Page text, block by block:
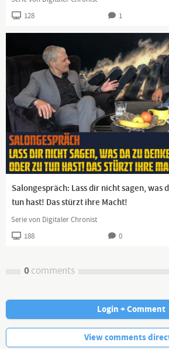
128 1
Salongespräch: Lass dir nicht sagen, was
tun hast! Das stürzt ihre Macht!
Serie von Digitaler Chronist
188 0
0comments
No more
Login + Comment
View comments